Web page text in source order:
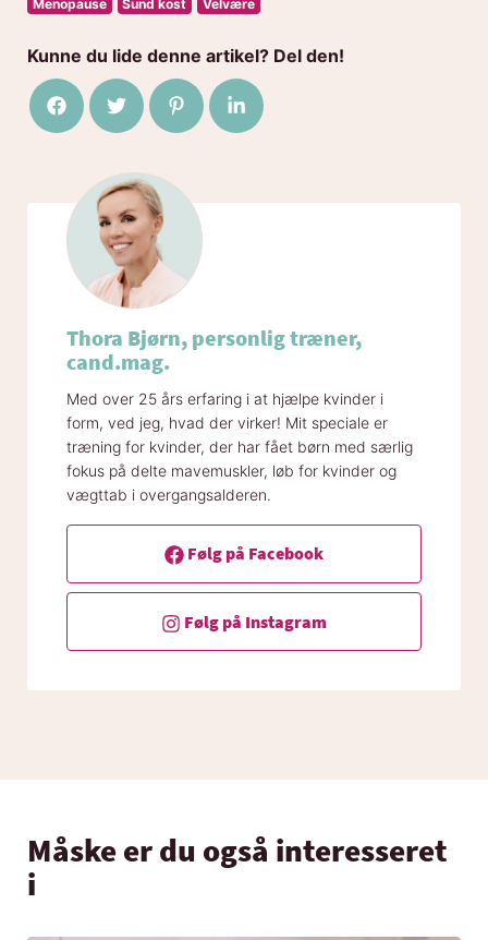
Menopause Sund kost Velvære
Kunne du lide denne artikel? Del den!
Del på Facebook
Del på TwitterDel på Pinterest
Del på LinkedIn
Thora Bjørn, personlig træner,
cand.mag.
Med over 25 års erfaring i at hjælpe kvinder i
form, ved jeg, hvad der virker! Mit speciale er
træning for kvinder, der har fået børn med særlig
fokus på delte mavemuskler, løb for kvinder og
vægttab i overgangsalderen.
Følg på Facebook
Følg på Instagram
Måske er du også interesseret
i